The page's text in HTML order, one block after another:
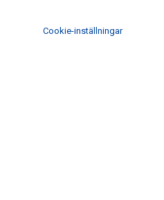
Cookie-inställningar